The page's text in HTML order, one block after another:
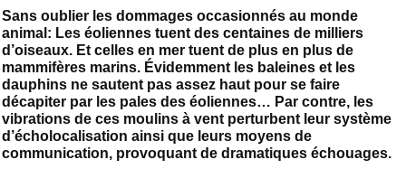
Sans oublier les dommages occasionnés au monde
animal: Les éoliennes tuent des centaines de milliers
d’oiseaux. Et celles en mer tuent de plus en plus de
mammifères marins. Évidemment les baleines et les
dauphins ne sautent pas assez haut pour se faire
décapiter par les pales des éoliennes… Par contre, les
vibrations de ces moulins à vent perturbent leur système
d’écholocalisation ainsi que leurs moyens de
communication, provoquant de dramatiques échouages.